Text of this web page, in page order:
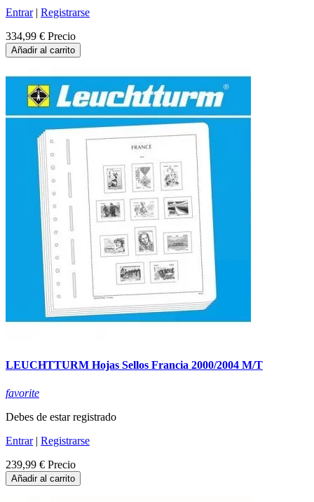
Entrar| Registrarse
334,99 € Precio
Añadir al carrito
LEUCHTTURM Hojas Sellos Francia 2000/2004 M/T
favorite
Debes de estar registrado
Entrar| Registrarse
239,99 € Precio
Añadir al carrito